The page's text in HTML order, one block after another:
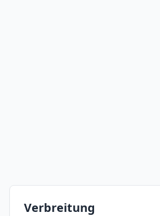
Verbreitung